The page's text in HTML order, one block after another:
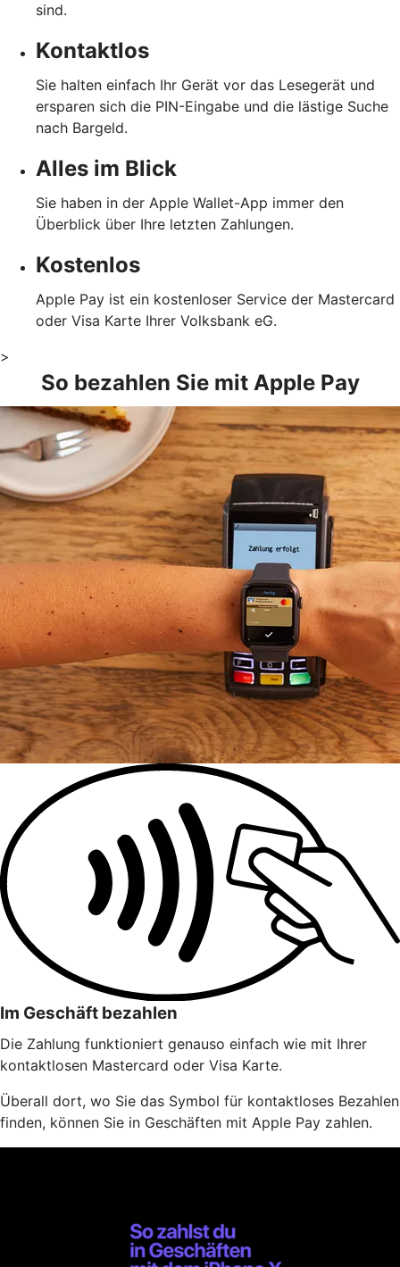
sind.
Kontaktlos
Sie halten einfach Ihr Gerät vor das Lesegerät und
ersparen sich die PIN-Eingabe und die lästige Suche
nach Bargeld.
Alles im Blick
Sie haben in der Apple Wallet-App immer den
Überblick über Ihre letzten Zahlungen.
Kostenlos
Apple Pay ist ein kostenloser Service der Mastercard
oder Visa Karte Ihrer Volksbank eG.
>
So bezahlen Sie mit Apple Pay
Im Geschäft bezahlen
Die Zahlung funktioniert genauso einfach wie mit Ihrer
kontaktlosen Mastercard oder Visa Karte.
Überall dort, wo Sie das Symbol für kontaktloses Bezahlen
finden, können Sie in Geschäften mit Apple Pay zahlen.